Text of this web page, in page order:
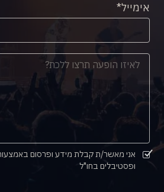
אימייל
ופסטיבלים בחו"ל